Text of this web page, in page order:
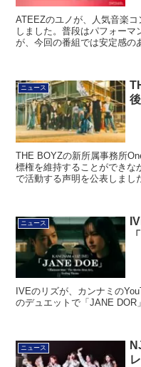
ATEEZのユノが、人気音楽
しました。普段はパフォーマ
が、今回の番組では安定感の
ニュース
THE BOYZの新所属事務所
標権を維持することができな
で活動する声明を公表しまし
ニュース
IVEのリズが、カンナミの
のデュエットで「JANE DOR
ニュース